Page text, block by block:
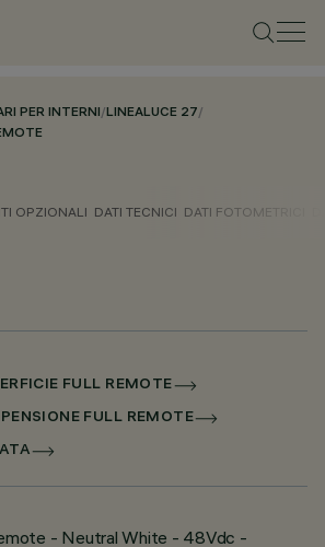
PER INTERNI/LINEALUCE 27/
OPZIONALI DATI TECNICI DATI FOTOMETRICI
FULL REMOTE
FULL REMOTE
- Neutral White - 48Vdc -